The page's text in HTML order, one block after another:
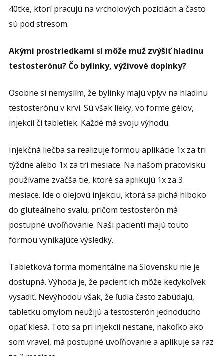
40tke, ktorí pracujú na vrcholových pozíciách a často
sú pod stresom.
Akými prostriedkami si môže muž zvýšiť hladinu
testosterónu? Čo bylinky, výživové doplnky?
Osobne si nemyslím, že bylinky majú vplyv na hladinu
testosterónu v krvi. Sú však lieky, vo forme gélov,
injekcií či tabletiek. Každé má svoju výhodu.
Injekčná liečba sa realizuje formou aplikácie 1x za tri
týždne alebo 1x za tri mesiace. Na našom pracovisku
používame zväčša tie, ktoré sa aplikujú 1x za 3
mesiace. Ide o olejovú injekciu, ktorá sa pichá hlboko
do gluteálneho svalu, pričom testosterón má
postupné uvoľňovanie. Naši pacienti majú touto
formou vynikajúce výsledky.
Tabletková forma momentálne na Slovensku nie je
dostupná. Výhoda je, že pacient ich môže kedykoľvek
vysadiť. Nevýhodou však, že ľudia často zabúdajú,
tabletku omylom neužijú a testosterón jednoducho
opäť klesá. Toto sa pri injekcii nestane, nakoľko ako
som vravel, má postupné uvoľňovanie a aplikuje sa raz